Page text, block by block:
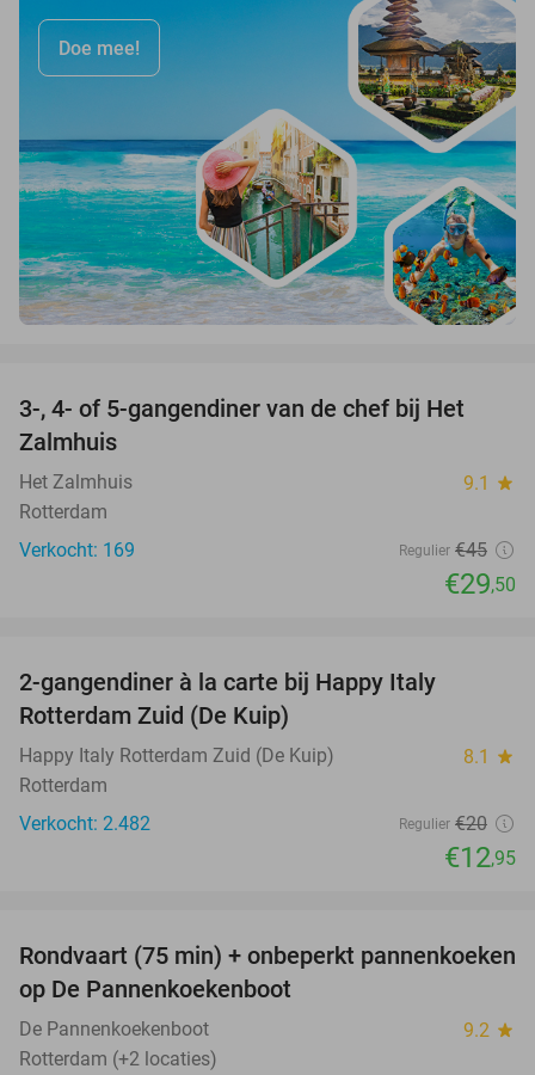
Doe mee!
34%
3-, 4- of 5-gangendiner van de chef bij Het
Zalmhuis
Het Zalmhuis 9.1 star
Rotterdam
Verkocht: 169
Regulier €45
€29,50
2-gangendiner à la carte bij Happy Italy
Rotterdam Zuid (De Kuip)
Happy Italy Rotterdam Zuid (De Kuip) 8.1 star
Rotterdam
Verkocht: 2.482
Regulier €20
€12,95
30%
Rondvaart (75 min) + onbeperkt pannenkoeken
op De Pannenkoekenboot
De Pannenkoekenboot 9.2 star
Rotterdam (+2 locaties)